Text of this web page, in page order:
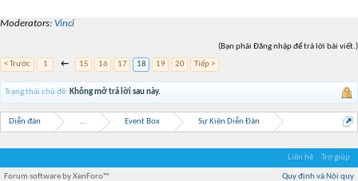
Moderators: Vinci
(Bạn phải Đăng nhập để trả lời bài viết.)
< Trước
1 ← 15 16 17 18 19 20 Tiếp >
Trạng thái chủ đề: Không mở trả lời sau này.
Diễn đàn ... Event Box Sự Kiện Diễn Đàn
Liên hệ Trợ giúp
Quy định và Nội quy
Forum software by XenForo™